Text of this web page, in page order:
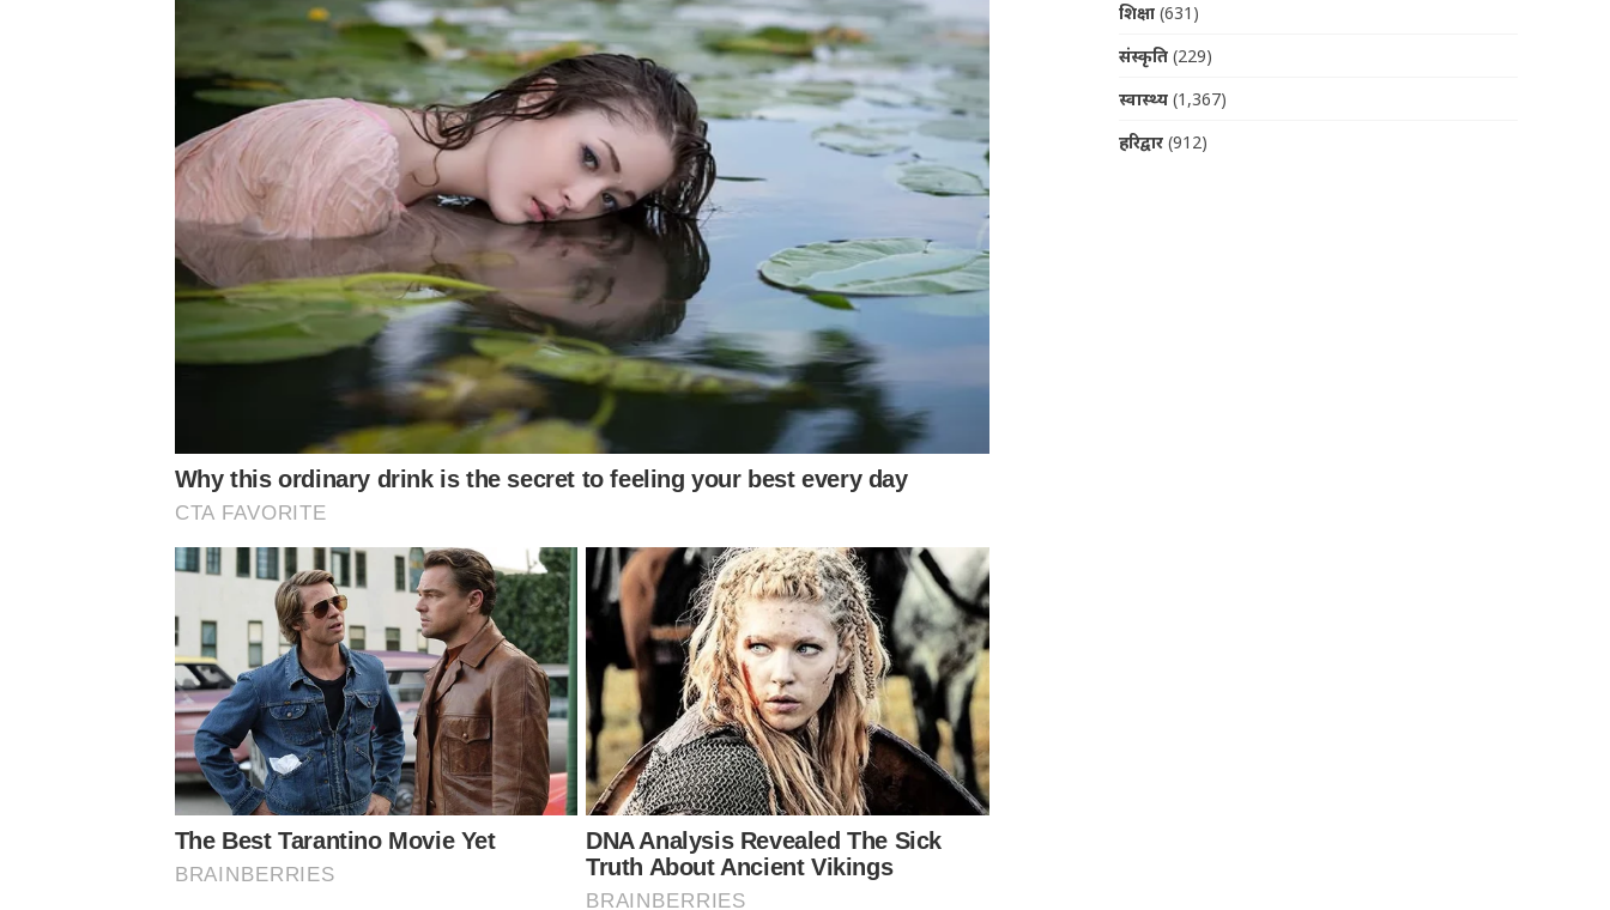
शिक्षा(631)
संस्कृति(229)
स्वास्थ्य(1,367)
हरिद्वार(912)